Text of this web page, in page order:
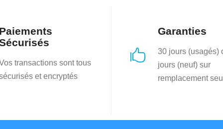
Paiements
transactions sont tous
et encryptés

Garanties
30 jours (usagés)
jours (neuf) sur
remplacement